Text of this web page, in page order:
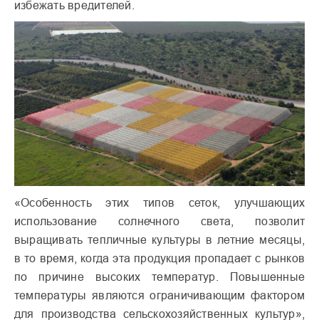
избежать вредителей.
«Особенность этих типов сеток, улучшающих
использование солнечного света, позволит
выращивать тепличные культуры в летние месяцы,
в то время, когда эта продукция пропадает с рынков
по причине высоких температур. Повышенные
температуры являются ограничивающим фактором
для производства сельскохозяйственных культур»,